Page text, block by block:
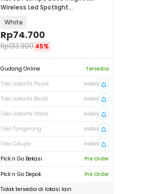
Wireless Led Spotlight
White
Rp74.700
Rp133.900 45%
Gudang Online
Tersedia
Toko Jakarta Pusat
Habis
Toko Jakarta Barat
Habis
Toko Jakarta Utara
Habis
Toko Tangerang
Habis
Toko Cikupa
Habis
Pick n Go Bekasi
Pre Order
Pick n Go Depok
Pre Order
Tidak tersedia di lokasi lain